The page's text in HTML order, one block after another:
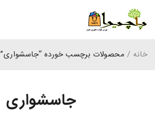
جاسشواری
خانه / محصولات برچسب خورده “جاسشواری”